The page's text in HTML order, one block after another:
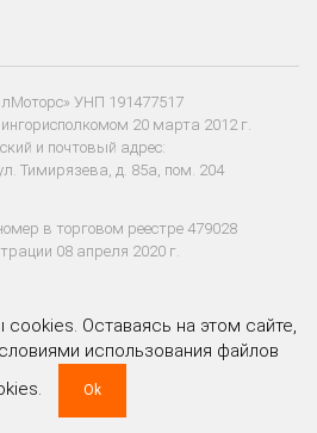
УНП 191477517
20 марта 2012 г.
и почтовый адрес:
Тимирязева, д. 85а, пом. 204
в торговом реестре 479028
08 апреля 2020 г.
cookies. Оставаясь на этом сайте,
использования файлов
Ok